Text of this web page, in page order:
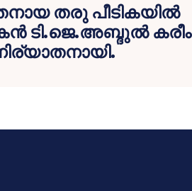
തരു പീടികയില്‍
ടി.ജെ.അബ്ദുല്‍ കരീം